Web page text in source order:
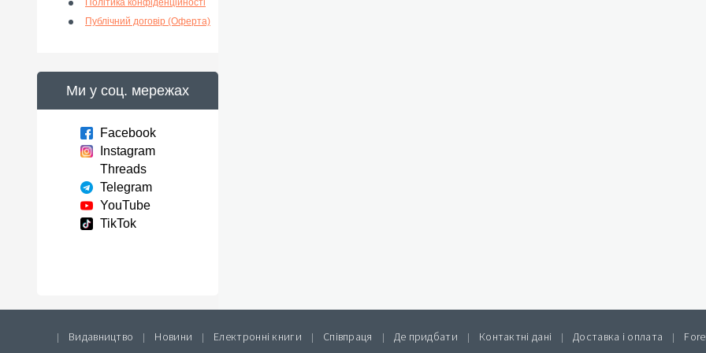
Політика конфіденційності
Публічний договір (Оферта)
Ми у соц. мережах
Facebook
Instagram
Threads
Telegram
YouTube
TikTok
| Видавництво | Новини | Електронні книги | Співпраця | Де придбати | Контактні дані | Доставка і оплата |